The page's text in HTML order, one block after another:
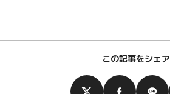
この記事をシェア